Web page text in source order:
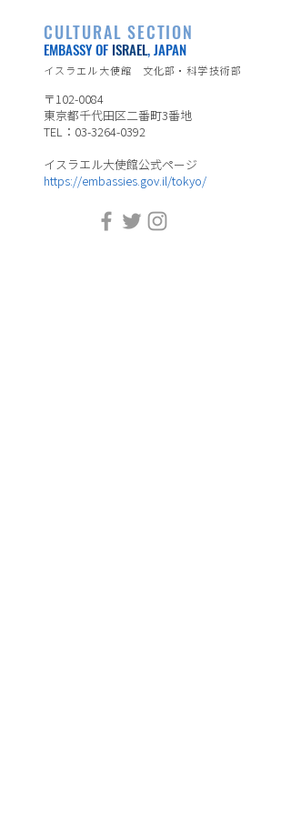
CULTURAL SECTION
EMBASSY OF ISRAEL, JAPAN
イスラエル大使館 文化部・科学技術部
〒102-0084
東京都千代田区二番町3番地
TEL：03-3264-0392
イスラエル大使館公式ページ
https://embassies.gov.il/tokyo/